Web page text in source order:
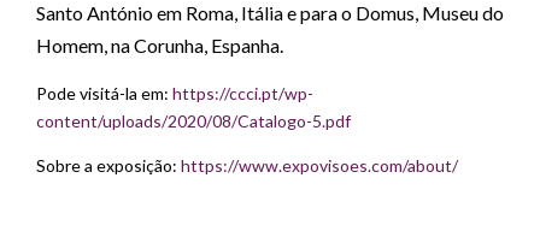
Santo António em Roma, Itália e para o Domus, Museu do
Homem, na Corunha, Espanha.
Pode visitá-la em: https://ccci.pt/wp-
content/uploads/2020/08/Catalogo-5.pdf
Sobre a exposição: https://www.expovisoes.com/about/